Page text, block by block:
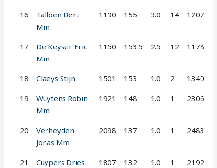
16
Talloen Bert
Mm
1190 155 3.0 14 1207
17
De Keyser Eric
Mm
1150 153.5 2.5 12 1178
18 Claeys Stijn 1501 153 1.0 2 1340
19
Wuytens Robin
Mm
1921 148 1.0 1 2306
20
Verheyden
Jonas Mm
2098 137 1.0 1 2483
21
Cuypers Dries
1807 132 1.0 1 2192